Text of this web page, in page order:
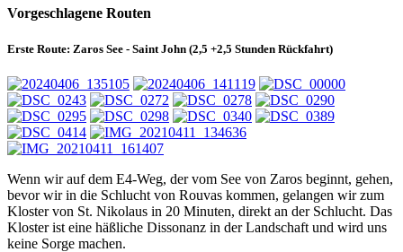
Vorgeschlagene Routen
Erste Route: Zaros See - Saint John (2,5 +2,5 Stunden Rückfahrt)
Wenn wir auf dem E4-Weg, der vom See von Zaros beginnt, gehen,
bevor wir in die Schlucht von Rouvas kommen, gelangen wir zum
Kloster von St. Nikolaus in 20 Minuten, direkt an der Schlucht. Das
Kloster ist eine häßliche Dissonanz in der Landschaft und wird uns
keine Sorge machen.